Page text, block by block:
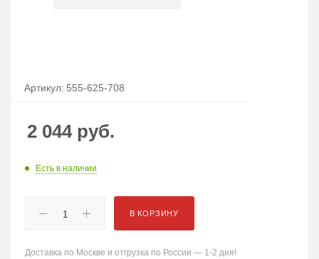
Артикул: 555-625-708
2 044руб.
Есть в наличии
В КОРЗИНУ
Доставка по Москве и отгрузка по России — 1-2 дня!